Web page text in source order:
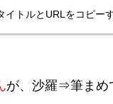
イトルとURLをコピー
が、沙羅⇒筆まめ